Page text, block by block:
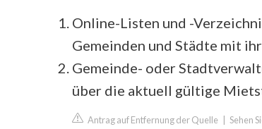
Online-Listen und -
Gemeinden und Städte mit
Gemeinde- oder
über die aktuell gültige
Antrag auf Entfernung der Quelle Sehen